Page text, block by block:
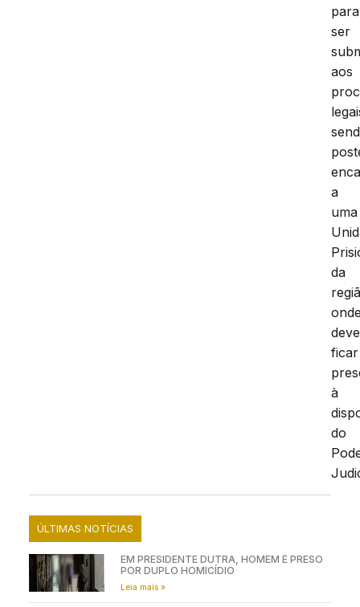
para
ser
aos
a
uma
da
deve
ficar
à
do
ÚLTIMAS NOTÍCIAS
EM PRESIDENTE DUTRA, HOMEM É PRESO
POR DUPLO HOMICÍDIO
Leia mais »